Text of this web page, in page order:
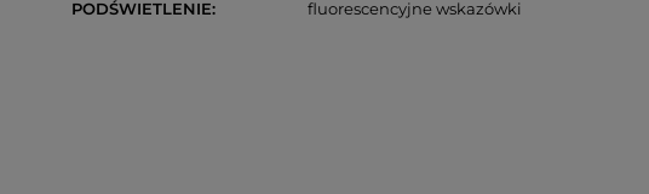
PODŚWIETLENIE fluorescencyjne wskazówki